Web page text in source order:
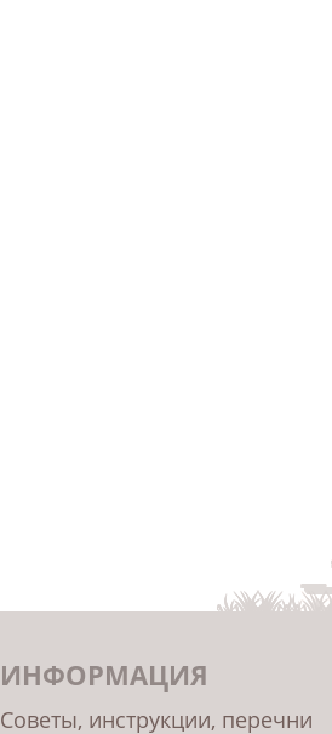
ИНФОРМАЦИЯ
Советы, инструкции, перечни